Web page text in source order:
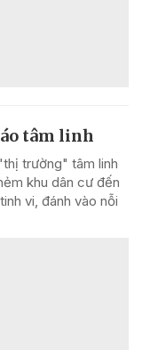
tâm linh
trường" tâm linh
khu dân cư đến
vi, đánh vào nỗi